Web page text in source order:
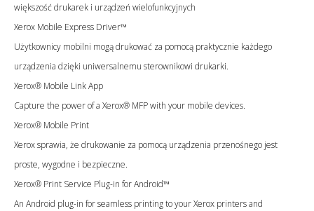
większość drukarek i urządzeń wielofunkcyjnych
Xerox Mobile Express Driver™
Użytkownicy mobilni mogą drukować za pomocą praktycznie każdego
urządzenia dzięki uniwersalnemu sterownikowi drukarki.
Xerox® Mobile Link App
Capture the power of a Xerox® MFP with your mobile devices.
Xerox® Mobile Print
Xerox sprawia, że drukowanie za pomocą urządzenia przenośnego jest
proste, wygodne i bezpieczne.
Xerox® Print Service Plug-in for Android™
An Android plug-in for seamless printing to your Xerox printers and